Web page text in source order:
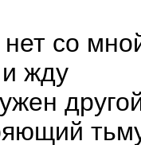
со
жду